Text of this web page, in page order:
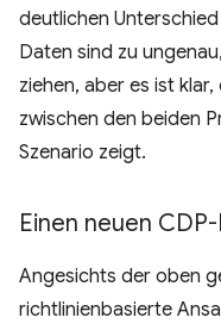
deutlichen
Daten sind zu
ziehen, aber es ist
zwischen den beiden
Szenario zeigt.
Einen neuen
Angesichts der oben
richtlinienbasierte